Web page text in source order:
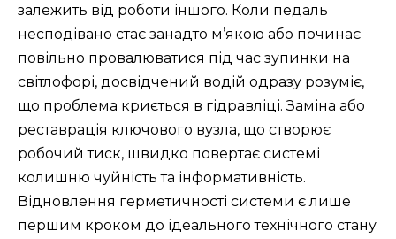
залежить від роботи іншого. Коли педаль
несподівано стає занадто м’якою або починає
повільно провалюватися під час зупинки на
світлофорі, досвідчений водій одразу розуміє,
що проблема криється в гідравліці. Заміна або
реставрація ключового вузла, що створює
робочий тиск, швидко повертає системі
колишню чуйність та інформативність.
Відновлення герметичності системи є лише
першим кроком до ідеального технічного стану